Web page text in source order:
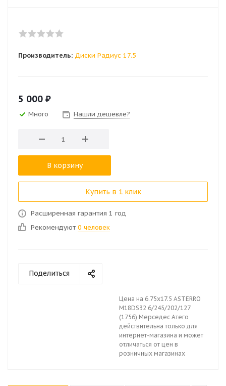
Производитель: Диски Радиус 17.5
5 000 ₽
Много Нашли дешевле?
В корзину
Купить в 1 клик
Расширенная гарантия 1 год
Рекомендуют 0 человек
Поделиться
Цена на 6.75x17.5 ASTERRO
M18DS32 6/245/202/127
(1756) Мерседес Атего
действительна только для
интернет-магазина и может
отличаться от цен в
розничных магазинах